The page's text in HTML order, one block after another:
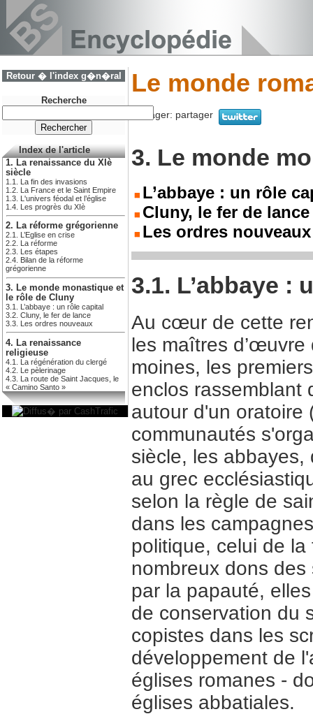
Retour � l'index g�n�ral
Recherche
Index de l'article
1. La renaissance du XIè
siècle
1.1. La fin des invasions
1.2. La France et le Saint Empire
1.3. L'univers féodal et l’église
1.4. Les progrès du XIè
2. La réforme grégorienne
2.1. L’Eglise en crise
2.2. La réforme
2.3. Les étapes
2.4. Bilan de la réforme
grégorienne
3. Le monde monastique et
le rôle de Cluny
3.1. L’abbaye : un rôle capital
3.2. Cluny, le fer de lance
3.3. Les ordres nouveaux
4. La renaissance
religieuse
4.1. La régénération du clergé
4.2. Le pèlerinage
4.3. La route de Saint Jacques, le
« Camino Santo »
Le monde
Partager: partager
3. Le monde
L’abbaye : un rôle
Cluny, le fer de lance
Les ordres nouveaux
3.1. L’abbaye :
Au cœur de cette
les maîtres d’œuvre
moines, les
enclos rassemblant
autour d'un oratoire
communautés
siècle, les abbayes,
au grec
selon la règle de
dans les
politique, celui de
nombreux dons
par la papauté,
de conservation du
copistes dans les
développement de
églises romanes -
églises abbatiales.